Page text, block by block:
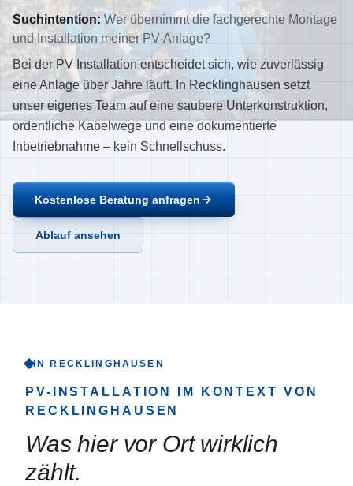
Unternehmen
Ablauf
Über uns
Einzugsgebiet
FAQ
Empfehlungen
Kontakt
Jetzt anrufen
Suchintention: Wer übernimmt die fachgerechte Montage
und Installation meiner PV-Anlage?
Bei der PV-Installation entscheidet sich, wie zuverlässig
eine Anlage über Jahre läuft. In Recklinghausen setzt
unser eigenes Team auf eine saubere Unterkonstruktion,
ordentliche Kabelwege und eine dokumentierte
Inbetriebnahme – kein Schnellschuss.
Kostenlose Beratung anfragen
Ablauf ansehen
IN RECKLINGHAUSEN
PV-INSTALLATION
IM KONTEXT VON
RECKLINGHAUSEN
Was hier vor Ort wirklich
zählt.